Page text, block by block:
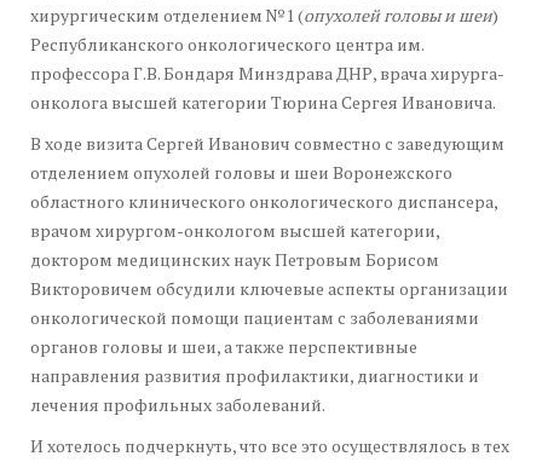
хирургическим отделением №1 (опухолей головы и шеи)
Республиканского онкологического центра им.
профессора Г.В. Бондаря Минздрава ДНР, врача хирурга-
онколога высшей категории Тюрина Сергея Ивановича.
В ходе визита Сергей Иванович совместно с заведующим
отделением опухолей головы и шеи Воронежского
областного клинического онкологического диспансера,
врачом хирургом-онкологом высшей категории,
доктором медицинских наук Петровым Борисом
Викторовичем обсудили ключевые аспекты организации
онкологической помощи пациентам с заболеваниями
органов головы и шеи, а также перспективные
направления развития профилактики, диагностики и
лечения профильных заболеваний.
И хотелось подчеркнуть, что все это осуществлялось в тех